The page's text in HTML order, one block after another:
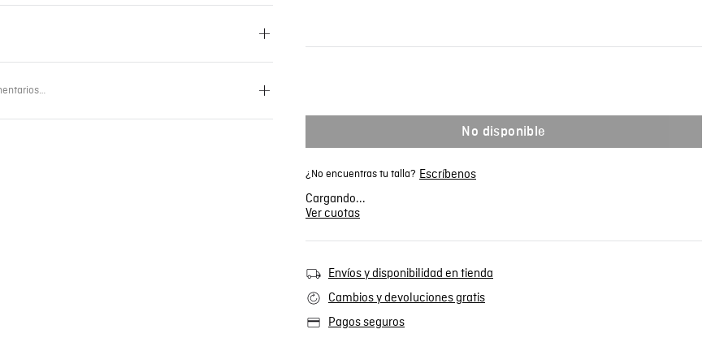
No disponible
¿No encuentras tu talla? Escríbenos
Cargando...
Ver cuotas
Envíos y disponibilidad en tienda
Cambios y devoluciones gratis
Pagos seguros